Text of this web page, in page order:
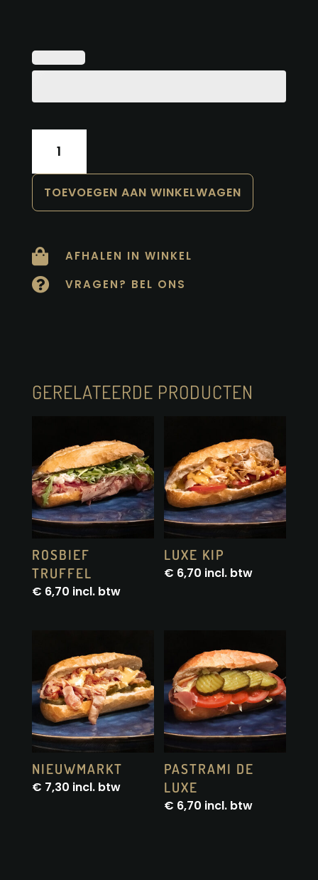
Wibaut
aantal
TOEVOEGEN AAN WINKELWAGEN
 AFHALEN IN WINKEL
 VRAGEN? BEL ONS
GERELATEERDE PRODUCTEN
ROSBIEF
TRUFFEL
€ 6,70 incl. btw
LUXE KIP
€ 6,70 incl. btw
NIEUWMARKT
€ 7,30 incl. btw
PASTRAMI DE
LUXE
€ 6,70 incl. btw